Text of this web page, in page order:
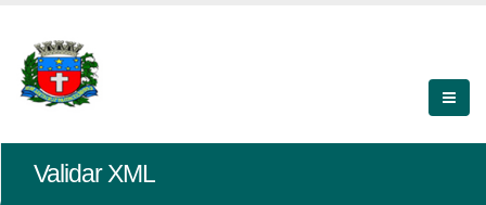
Validar XML